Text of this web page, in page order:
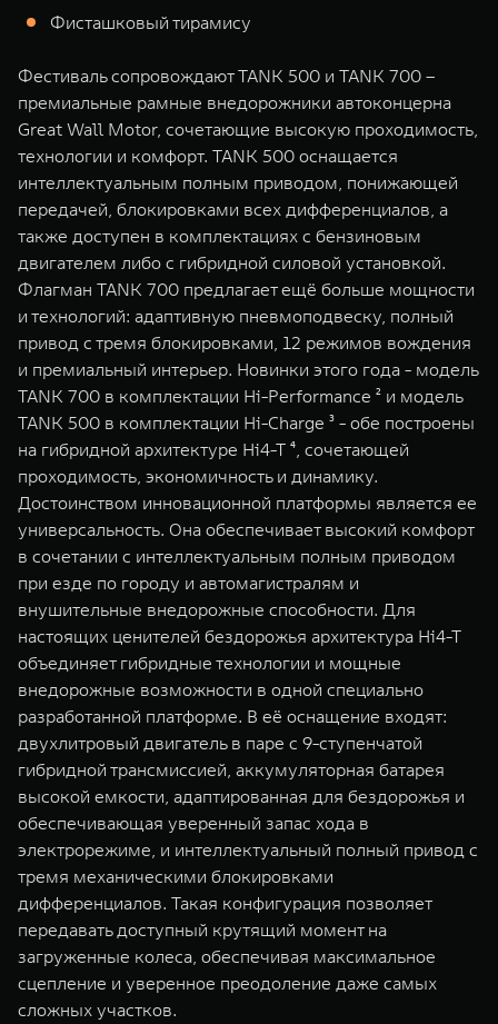
Фисташковый тирамису
Фестиваль сопровождают TANK 500 и TANK 700 –
премиальные рамные внедорожники автоконцерна
Great Wall Motor, сочетающие высокую проходимость,
технологии и комфорт. TANK 500 оснащается
интеллектуальным полным приводом, понижающей
передачей, блокировками всех дифференциалов, а
также доступен в комплектациях с бензиновым
двигателем либо с гибридной силовой установкой.
Флагман TANK 700 предлагает ещё больше мощности
и технологий: адаптивную пневмоподвеску, полный
привод с тремя блокировками, 12 режимов вождения
и премиальный интерьер. Новинки этого года - модель
TANK 700 в комплектации Hi-Performance ² и модель
TANK 500 в комплектации Hi-Charge ³ - обе построены
на гибридной архитектуре Hi4-T ⁴, сочетающей
проходимость, экономичность и динамику.
Достоинством инновационной платформы является ее
универсальность. Она обеспечивает высокий комфорт
в сочетании с интеллектуальным полным приводом
при езде по городу и автомагистралям и
внушительные внедорожные способности. Для
настоящих ценителей бездорожья архитектура Hi4-T
объединяет гибридные технологии и мощные
внедорожные возможности в одной специально
разработанной платформе. В её оснащение входят:
двухлитровый двигатель в паре с 9-ступенчатой
гибридной трансмиссией, аккумуляторная батарея
высокой емкости, адаптированная для бездорожья и
обеспечивающая уверенный запас хода в
электрорежиме, и интеллектуальный полный привод с
тремя механическими блокировками
дифференциалов. Такая конфигурация позволяет
передавать доступный крутящий момент на
загруженные колеса, обеспечивая максимальное
сцепление и уверенное преодоление даже самых
сложных участков.